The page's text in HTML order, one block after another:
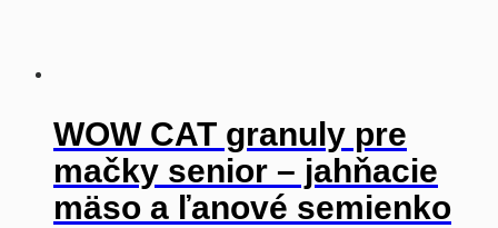
WOW CAT granuly pre
mačky senior – jahňacie
mäso a ľanové semienko